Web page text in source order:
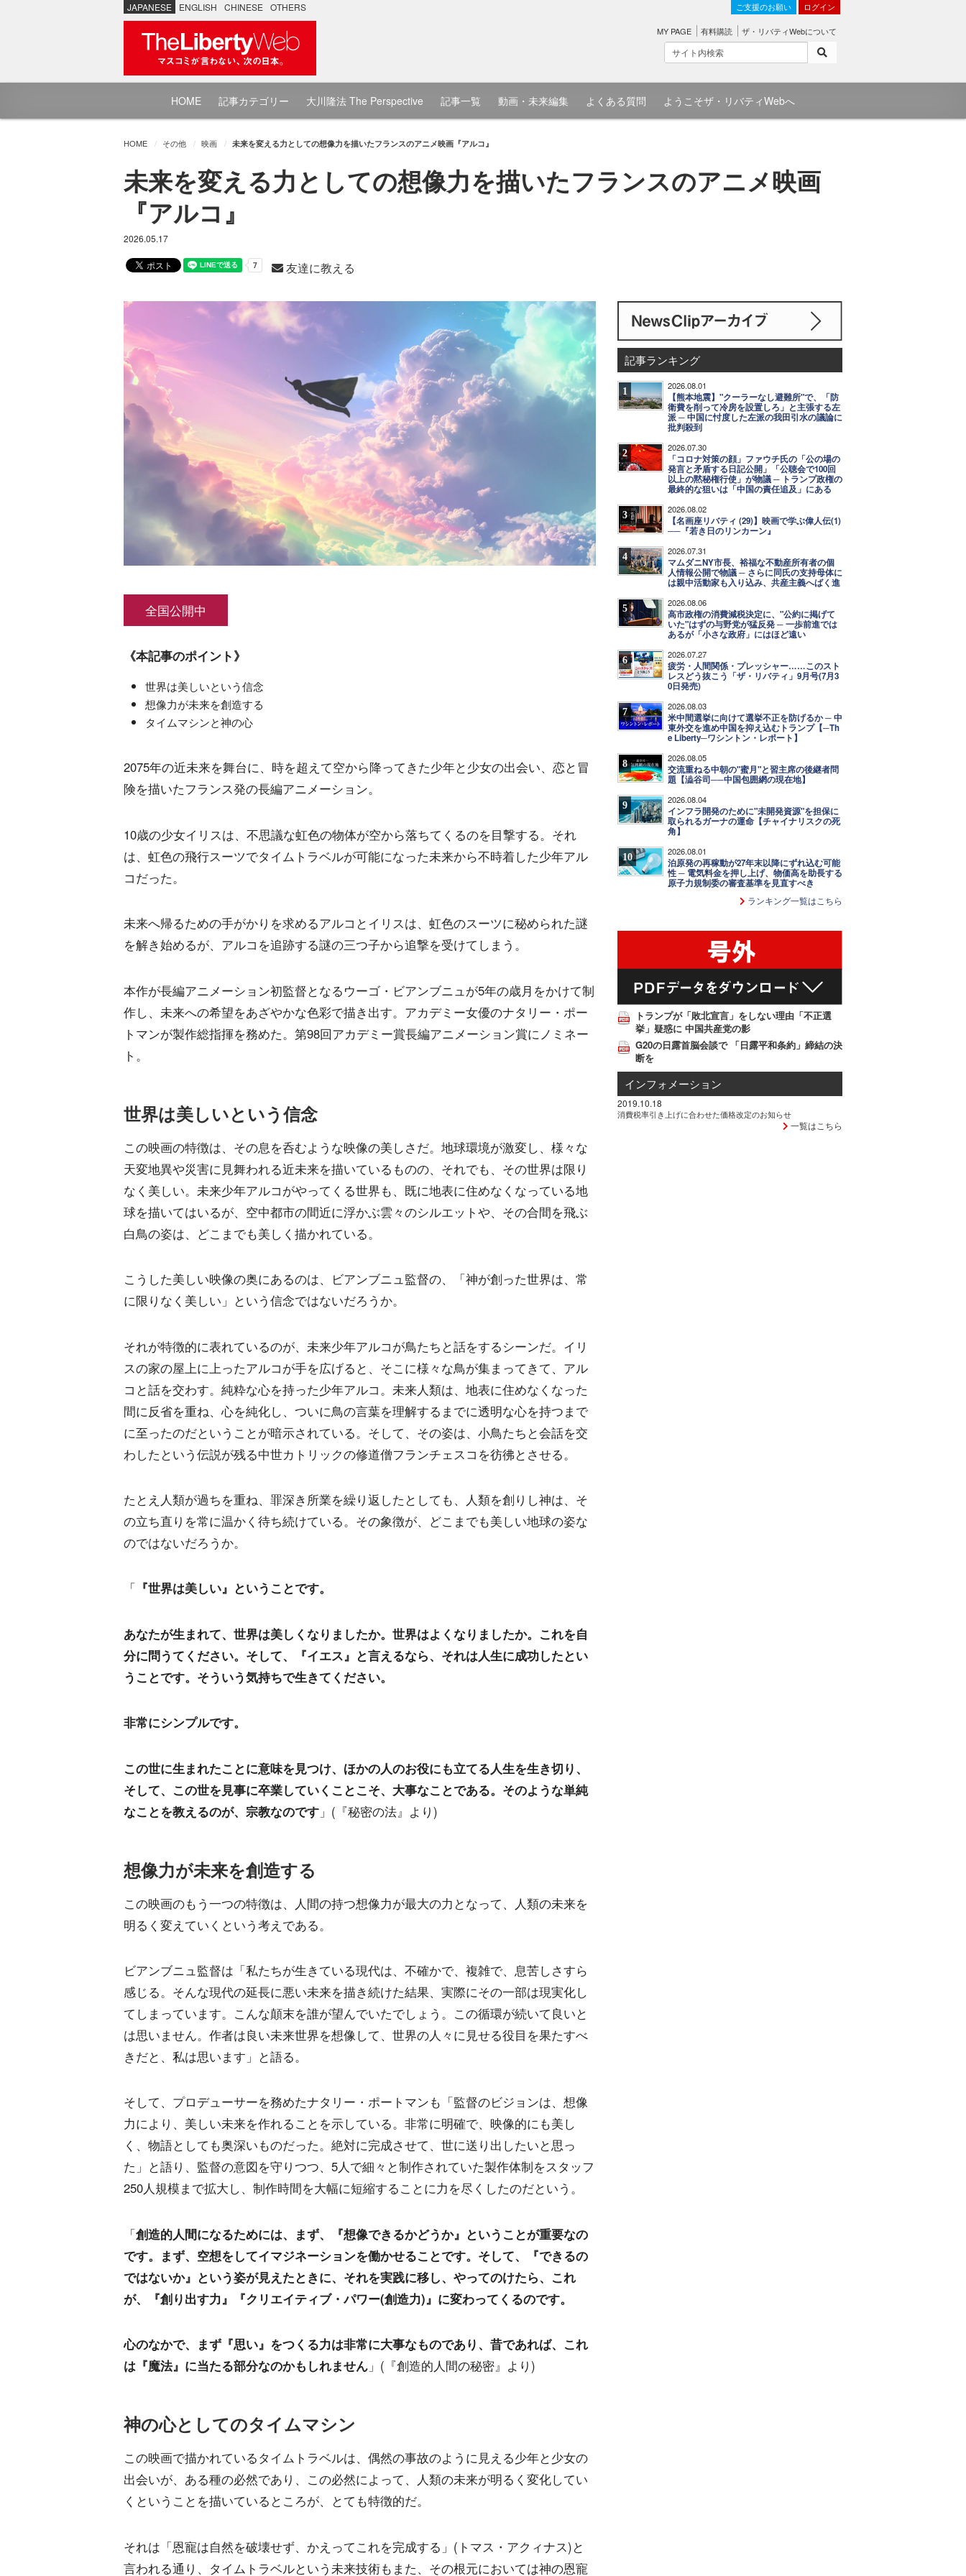
JAPANESE ENGLISH CHINESE OTHERS ご支援のお願い ログイン
MY PAGE 有料購読 ザ・リバティWebについて
HOME 記事カテゴリー 大川隆法 The Perspective 記事一覧 動画・未来編集 よくある質問 ようこそザ・リバティWebへ
HOME その他 映画 未来を変える力としての想像力を描いたフランスのアニメ映画『アルコ』
未来を変える力としての想像力を描いたフランスのアニメ映画
『アルコ』
2026.05.17
友達に教える
全国公開中
《本記事のポイント》
世界は美しいという信念
想像力が未来を創造する
タイムマシンと神の心
2075年の近未来を舞台に、時を超えて空から降ってきた少年と少女の出会い、恋と冒
険を描いたフランス発の長編アニメーション。
10歳の少女イリスは、不思議な虹色の物体が空から落ちてくるのを目撃する。それ
は、虹色の飛行スーツでタイムトラベルが可能になった未来から不時着した少年アル
コだった。
未来へ帰るための手がかりを求めるアルコとイリスは、虹色のスーツに秘められた謎
を解き始めるが、アルコを追跡する謎の三つ子から追撃を受けてしまう。
本作が長編アニメーション初監督となるウーゴ・ビアンブニュが5年の歳月をかけて制
作し、未来への希望をあざやかな色彩で描き出す。アカデミー女優のナタリー・ポー
トマンが製作総指揮を務めた。第98回アカデミー賞長編アニメーション賞にノミネー
ト。
世界は美しいという信念
この映画の特徴は、その息を呑むような映像の美しさだ。地球環境が激変し、様々な
天変地異や災害に見舞われる近未来を描いているものの、それでも、その世界は限り
なく美しい。未来少年アルコがやってくる世界も、既に地表に住めなくなっている地
球を描いてはいるが、空中都市の間近に浮かぶ雲々のシルエットや、その合間を飛ぶ
白鳥の姿は、どこまでも美しく描かれている。
こうした美しい映像の奥にあるのは、ビアンブニュ監督の、「神が創った世界は、常
に限りなく美しい」という信念ではないだろうか。
それが特徴的に表れているのが、未来少年アルコが鳥たちと話をするシーンだ。イリ
スの家の屋上に上ったアルコが手を広げると、そこに様々な鳥が集まってきて、アル
コと話を交わす。純粋な心を持った少年アルコ。未来人類は、地表に住めなくなった
間に反省を重ね、心を純化し、ついに鳥の言葉を理解するまでに透明な心を持つまで
に至ったのだということが暗示されている。そして、その姿は、小鳥たちと会話を交
わしたという伝説が残る中世カトリックの修道僧フランチェスコを彷彿とさせる。
たとえ人類が過ちを重ね、罪深き所業を繰り返したとしても、人類を創りし神は、そ
の立ち直りを常に温かく待ち続けている。その象徴が、どこまでも美しい地球の姿な
のではないだろうか。
「 『世界は美しい』ということです。
あなたが生まれて、世界は美しくなりましたか。世界はよくなりましたか。これを自
分に問うてください。そして、『イエス』と言えるなら、それは人生に成功したとい
うことです。そういう気持ちで生きてください。
非常にシンプルです。
この世に生まれたことに意味を見つけ、ほかの人のお役にも立てる人生を生き切り、
そして、この世を見事に卒業していくことこそ、大事なことである。そのような単純
なことを教えるのが、宗教なのです 」(『秘密の法』より)
想像力が未来を創造する
この映画のもう一つの特徴は、人間の持つ想像力が最大の力となって、人類の未来を
明るく変えていくという考えである。
ビアンブニュ監督は「私たちが生きている現代は、不確かで、複雑で、息苦しさすら
感じる。そんな現代の延長に悪い未来を描き続けた結果、実際にその一部は現実化し
てしまっています。こんな顛末を誰が望んでいたでしょう。この循環が続いて良いと
は思いません。作者は良い未来世界を想像して、世界の人々に見せる役目を果たすべ
きだと、私は思います」と語る。
そして、プロデューサーを務めたナタリー・ポートマンも「監督のビジョンは、想像
力により、美しい未来を作れることを示している。非常に明確で、映像的にも美し
く、物語としても奥深いものだった。絶対に完成させて、世に送り出したいと思っ
た」と語り、監督の意図を守りつつ、5人で細々と制作されていた製作体制をスタッフ
250人規模まで拡大し、制作時間を大幅に短縮することに力を尽くしたのだという。
「創造的人間になるためには、まず、『想像できるかどうか』ということが重要なの
です。まず、空想をしてイマジネーションを働かせることです。そして、『できるの
ではないか』という姿が見えたときに、それを実践に移し、やってのけたら、これ
が、『創り出す力』『クリエイティブ・パワー(創造力)』に変わってくるのです。
心のなかで、まず『思い』をつくる力は非常に大事なものであり、昔であれば、これ
は『魔法』に当たる部分なのかもしれません 」(『創造的人間の秘密』より)
神の心としてのタイムマシン
この映画で描かれているタイムトラベルは、偶然の事故のように見える少年と少女の
出会いが、ある種の必然であり、この必然によって、人類の未来が明るく変化してい
くということを描いているところが、とても特徴的だ。
それは「恩寵は自然を破壊せず、かえってこれを完成する」(トマス・アクィナス)と
言われる通り、タイムトラベルという未来技術もまた、その根元においては神の恩寵
記事ランキング
1 2026.08.01
【熊本地震】"クーラーなし避難所"で、「防
衛費を削って冷房を設置しろ」と主張する左
派 ─ 中国に忖度した左派の我田引水の議論に
批判殺到
2 2026.07.30
「コロナ対策の顔」ファウチ氏の「公の場の
発言と矛盾する日記公開」「公聴会で100回
以上の黙秘権行使」が物議 ─ トランプ政権の
最終的な狙いは「中国の責任追及」にある
3 2026.08.02
【名画座リバティ (29)】映画で学ぶ偉人伝(1)
──『若き日のリンカーン』
4 2026.07.31
マムダニNY市長、裕福な不動産所有者の個
人情報公開で物議 ─ さらに同氏の支持母体に
は親中活動家も入り込み、共産主義へばく進
5 2026.08.06
高市政権の消費減税決定に、"公約に掲げて
いた"はずの与野党が猛反発 ─ 一歩前進では
あるが「小さな政府」にはほど遠い
6 2026.07.27
疲労・人間関係・プレッシャー……このスト
レスどう抜こう「ザ・リバティ」9月号(7月3
0日発売)
7 2026.08.03
米中間選挙に向けて選挙不正を防げるか ─ 中
東外交を進め中国を抑え込むトランプ【─Th
e Liberty─ワシントン・レポート】
8 2026.08.05
交流重ねる中朝の"蜜月"と習主席の後継者問
題【澁谷司──中国包囲網の現在地】
9 2026.08.04
インフラ開発のために"未開発資源"を担保に
取られるガーナの運命【チャイナリスクの死
角】
10 2026.08.01
泊原発の再稼動が27年末以降にずれ込む可能
性 ─ 電気料金を押し上げ、物価高を助長する
原子力規制委の審査基準を見直すべき
ランキング一覧はこちら
トランプが「敗北宣言」をしない理由「不正選
挙」疑惑に 中国共産党の影
G20の日露首脳会談で 「日露平和条約」締結の決
断を
インフォメーション
2019.10.18
消費税率引き上げに合わせた価格改定のお知らせ
一覧はこちら